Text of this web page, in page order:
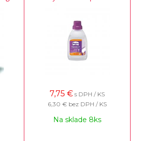
7,75 € s DPH / KS
6,30 € bez DPH / KS
Na sklade 8ks